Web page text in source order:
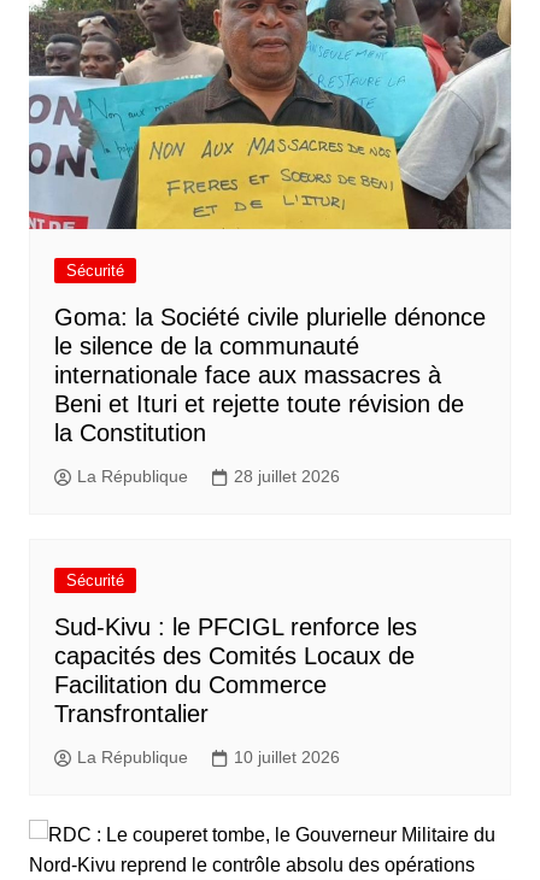
Sécurité
Goma: la Société civile plurielle dénonce
le silence de la communauté
internationale face aux massacres à
Beni et Ituri et rejette toute révision de
la Constitution
La République 28 juillet 2026
Sécurité
Sud-Kivu : le PFCIGL renforce les
capacités des Comités Locaux de
Facilitation du Commerce
Transfrontalier
La République 10 juillet 2026